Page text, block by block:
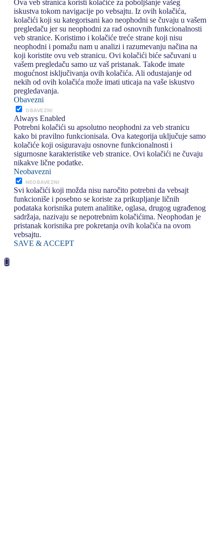
Ova veb stranica koristi kolačiće za poboljšanje vašeg
iskustva tokom navigacije po vebsajtu. Iz ovih kolačića,
kolačići koji su kategorisani kao neophodni se čuvaju u vašem
pregledaču jer su neophodni za rad osnovnih funkcionalnosti
veb stranice. Koristimo i kolačiće treće strane koji nisu
neophodni i pomažu nam u analizi i razumevanju načina na
koji koristite ovu veb stranicu. Ovi kolačići biće sačuvani u
vašem pregledaču samo uz vaš pristanak. Takođe imate
mogućnost isključivanja ovih kolačića. Ali odustajanje od
nekih od ovih kolačića može imati uticaja na vaše iskustvo
pregledavanja.
Obavezni
OBAVEZNI
Always Enabled
Potrebni kolačići su apsolutno neophodni za veb stranicu
kako bi pravilno funkcionisala. Ova kategorija uključuje samo
kolačiće koji osiguravaju osnovne funkcionalnosti i
sigurnosne karakteristike veb stranice. Ovi kolačići ne čuvaju
nikakve lične podatke.
Neobavezni
NEOBAVEZNI
Svi kolačići koji možda nisu naročito potrebni da vebsajt
funkcioniše i posebno se koriste za prikupljanje ličnih
podataka korisnika putem analitike, oglasa, drugog ugrađenog
sadržaja, nazivaju se nepotrebnim kolačićima. Neophodan je
pristanak korisnika pre pokretanja ovih kolačića na ovom
vebsajtu.
SAVE & ACCEPT